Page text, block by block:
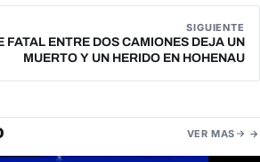
SIGUIENTE
FATAL ENTRE DOS CAMIONES DEJA UN
MUERTO Y UN HERIDO EN HOHENAU
VER MAS